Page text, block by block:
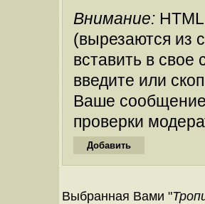
Внимание:
(вырезаются из
вставить в
введите или
Ваше
проверки
Выбранная Вами "